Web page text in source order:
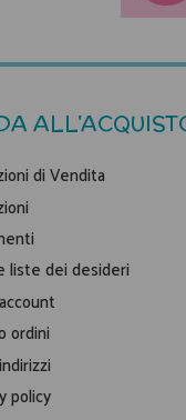
di Vendita
liste dei desideri
ordini
policy